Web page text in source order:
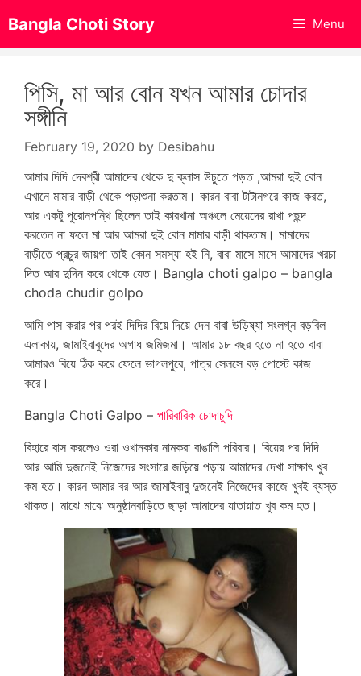
to
content
Bangla Choti Story Menu
পিসি, মা আর বোন যখন আমার চোদার
সঙ্গীনি
February 19, 2020 by Desibahu
আমার দিদি দেবশ্রী আমাদের থেকে দু ক্লাস উচুতে পড়ত ,আমরা দুই বোন
এখানে মামার বাড়ী থেকে পড়াশুনা করতাম। কারন বাবা টাটানগরে কাজ করত,
আর একটু পুরোনপন্থি ছিলেন তাই কারখানা অঞ্চলে মেয়েদের রাখা পছন্দ
করতেন না ফলে মা আর আমরা দুই বোন মামার বাড়ী থাকতাম। মামাদের
বাড়ীতে প্রচুর জায়গা তাই কোন সমস্যা হই নি, বাবা মাসে মাসে আমাদের খরচা
দিত আর দুদিন করে থেকে যেত। Bangla choti galpo – bangla
choda chudir golpo
আমি পাস করার পর পরই দিদির বিয়ে দিয়ে দেন বাবা উড়িষ্যা সংলগ্ন বড়বিল
এলাকায়, জামাইবাবুদের অগাধ জমিজমা। আমার ১৮ বছর হতে না হতে বাবা
আমারও বিয়ে ঠিক করে ফেলে ভাগলপুরে, পাত্র সেলসে বড় পোস্টে কাজ
করে।
Bangla Choti Galpo – পারিবারিক চোদাচুদি
বিহারে বাস করলেও ওরা ওখানকার নামকরা বাঙালি পরিবার। বিয়ের পর দিদি
আর আমি দুজনেই নিজেদের সংসারে জড়িয়ে পড়ায় আমাদের দেখা সাক্ষাৎ খুব
কম হত। কারন আমার বর আর জামাইবাবু দুজনেই নিজেদের কাজে খুবই ব্যস্ত
থাকত। মাঝে মাঝে অনুষ্ঠানবাড়িতে ছাড়া আমাদের যাতায়াত খুব কম হত।